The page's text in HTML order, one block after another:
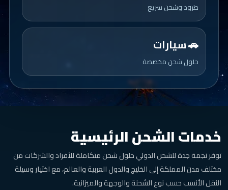
طرود وشحن سريع
🚗 سيارات
حلول شحن مخصصة
خدمات الشحن الرئيسية
توفر نجمة جدة للشحن الدولي حلول شحن متكاملة للأفراد والشركات من
مختلف مدن المملكة إلى الخليج والدول العربية والعالم، مع اختيار وسيلة
النقل الأنسب حسب نوع الشحنة والوجهة والميزانية.